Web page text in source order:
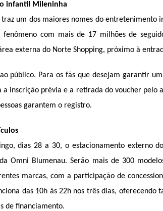
infantil Mileninha
um dos maiores nomes do entretenimento
fenômeno com mais de 17 milhões de
externa do Norte Shopping, próximo à
público. Para os fãs que desejam garantir
a inscrição prévia e a retirada do voucher pelo
garantem o registro.
dias 28 a 30, o estacionamento externo
Omni Blumenau. Serão mais de 300
marcas, com a participação de
das 10h às 22h nos três dias, oferecendo
de financiamento.